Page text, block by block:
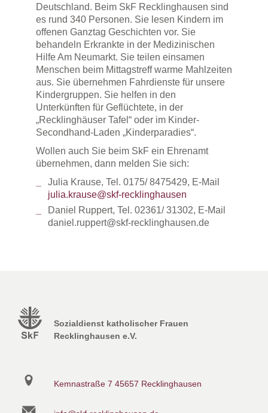
Deutschland. Beim SkF Recklinghausen sind
es rund 340 Personen. Sie lesen Kindern im
offenen Ganztag Geschichten vor. Sie
behandeln Erkrankte in der Medizinischen
Hilfe Am Neumarkt. Sie teilen einsamen
Menschen beim Mittagstreff warme Mahlzeiten
aus. Sie übernehmen Fahrdienste für unsere
Kindergruppen. Sie helfen in den
Unterkünften für Geflüchtete, in der
„Recklinghäuser Tafel“ oder im Kinder-
Secondhand-Laden „Kinderparadies“.
Wollen auch Sie beim SkF ein Ehrenamt
übernehmen, dann melden Sie sich:
Julia Krause, Tel. 0175/ 8475429, E-Mail
julia.krause@skf-recklinghausen
Daniel Ruppert, Tel. 02361/ 31302, E-Mail
daniel.ruppert@skf-recklinghausen.de
Sozialdienst katholischer Frauen
Recklinghausen e.V.
Kemnastraße 7 45657 Recklinghausen